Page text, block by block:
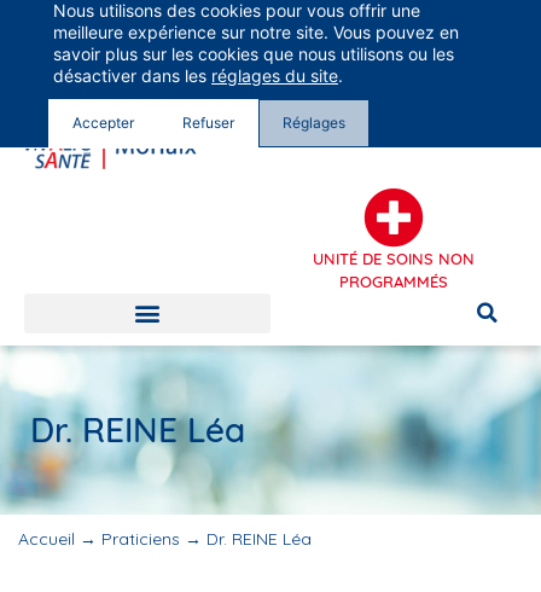
Groupe Vivalto Santé
Entre nous, la vie
UNITÉ DE SOINS NON
PROGRAMMÉS
Dr. REINE Léa
Accueil → Praticiens → Dr. REINE Léa
Nous utilisons des cookies pour vous offrir une
meilleure expérience sur notre site. Vous pouvez en
savoir plus sur les cookies que nous utilisons ou les
désactiver dans les réglages du site.
Accepter Refuser Réglages